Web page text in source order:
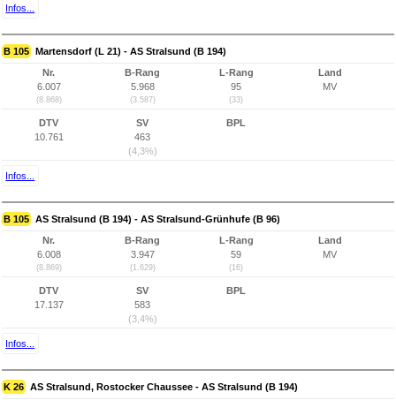
Infos...
B 105 Martensdorf (L 21) - AS Stralsund (B 194)
Nr.
6.007
(8.868)
B-Rang
5.968
(3.587)
L-Rang
95
(33)
Land
MV
DTV
10.761
SV
463
(4,3%)
BPL
Infos...
B 105 AS Stralsund (B 194) - AS Stralsund-Grünhufe (B 96)
Nr.
6.008
(8.869)
B-Rang
3.947
(1.629)
L-Rang
59
(16)
Land
MV
DTV
17.137
SV
583
(3,4%)
BPL
Infos...
K 26 AS Stralsund, Rostocker Chaussee - AS Stralsund (B 194)